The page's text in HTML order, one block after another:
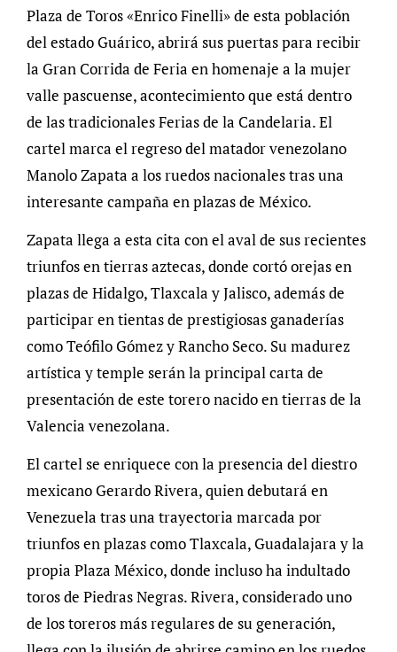
Plaza de Toros «Enrico Finelli» de esta población
del estado Guárico, abrirá sus puertas para recibir
la Gran Corrida de Feria en homenaje a la mujer
valle pascuense, acontecimiento que está dentro
de las tradicionales Ferias de la Candelaria. El
cartel marca el regreso del matador venezolano
Manolo Zapata a los ruedos nacionales tras una
interesante campaña en plazas de México.
Zapata llega a esta cita con el aval de sus recientes
triunfos en tierras aztecas, donde cortó orejas en
plazas de Hidalgo, Tlaxcala y Jalisco, además de
participar en tientas de prestigiosas ganaderías
como Teófilo Gómez y Rancho Seco. Su madurez
artística y temple serán la principal carta de
presentación de este torero nacido en tierras de la
Valencia venezolana.
El cartel se enriquece con la presencia del diestro
mexicano Gerardo Rivera, quien debutará en
Venezuela tras una trayectoria marcada por
triunfos en plazas como Tlaxcala, Guadalajara y la
propia Plaza México, donde incluso ha indultado
toros de Piedras Negras. Rivera, considerado uno
de los toreros más regulares de su generación,